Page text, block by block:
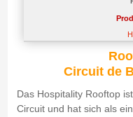
Circuit de
Das Hospitality Rooftop
Circuit und hat sich als